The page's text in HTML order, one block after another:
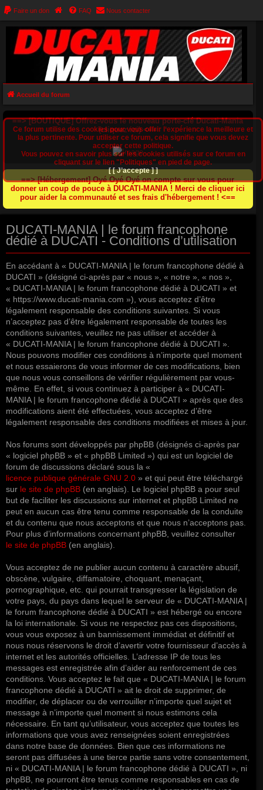
Faire un don FAQ Nous contacter
Accueil du forum
==> [BOUTIQUE] Offrez-vous le nouveau porte-clé Ducati-Mania
(cliquez ici) <==
==> [Hébergement] Oyé Oyé Oyé on compte sur vous pour
donner un coup de pouce à DUCATI-MANIA ! Merci de cliquer ici
pour aider la communauté et ses frais d'hébergement ! <==
DUCATI-MANIA | le forum francophone
dédié à DUCATI - Conditions d’utilisation
En accédant à « DUCATI-MANIA | le forum francophone dédié à
DUCATI » (désigné ci-après par « nous », « notre », « nos »,
« DUCATI-MANIA | le forum francophone dédié à DUCATI » et
« https://www.ducati-mania.com »), vous acceptez d’être
légalement responsable des conditions suivantes. Si vous
n’acceptez pas d’être légalement responsable de toutes les
conditions suivantes, veuillez ne pas utiliser et accéder à
« DUCATI-MANIA | le forum francophone dédié à DUCATI ».
Nous pouvons modifier ces conditions à n’importe quel moment
et nous essaierons de vous informer de ces modifications, bien
que nous vous conseillons de vérifier régulièrement par vous-
même. En effet, si vous continuez à participer à « DUCATI-
MANIA | le forum francophone dédié à DUCATI » après que des
modifications aient été effectuées, vous acceptez d’être
légalement responsable des conditions modifiées et mises à jour.
Nos forums sont développés par phpBB (désignés ci-après par
« logiciel phpBB » et « phpBB Limited ») qui est un logiciel de
forum de discussions déclaré sous la «
licence publique générale GNU 2.0 » et qui peut être téléchargé
sur le site de phpBB (en anglais). Le logiciel phpBB a pour seul
but de faciliter les discussions sur internet et phpBB Limited ne
peut en aucun cas être tenu comme responsable de la conduite
et du contenu que nous acceptons et que nous n’acceptons pas.
Pour plus d’informations concernant phpBB, veuillez consulter
le site de phpBB (en anglais).
Vous acceptez de ne publier aucun contenu à caractère abusif,
obscène, vulgaire, diffamatoire, choquant, menaçant,
pornographique, etc. qui pourrait transgresser la législation de
votre pays, du pays dans lequel le serveur de « DUCATI-MANIA |
le forum francophone dédié à DUCATI » est hébergé ou encore
la loi internationale. Si vous ne respectez pas ces dispositions,
vous vous exposez à un bannissement immédiat et définitif et
nous nous réservons le droit d’avertir votre fournisseur d’accès à
internet et les autorités officielles. L’adresse IP de tous les
messages est enregistrée afin d’aider au renforcement de ces
conditions. Vous acceptez le fait que « DUCATI-MANIA | le forum
francophone dédié à DUCATI » ait le droit de supprimer, de
modifier, de déplacer ou de verrouiller n’importe quel sujet et
message à n’importe quel moment si nous estimons cela
nécessaire. En tant qu’utilisateur, vous acceptez que toutes les
informations que vous avez renseignées soient enregistrées
dans notre base de données. Bien que ces informations ne
seront pas diffusées à une tierce partie sans votre consentement,
ni « DUCATI-MANIA | le forum francophone dédié à DUCATI », ni
phpBB, ne pourront être tenus comme responsables en cas de
Ce forum utilise des cookies pour vous offrir l‘expérience la meilleure et
la plus pertinente. Pour utiliser ce forum, cela signifie que vous devez
accepter cette politique.
Vous pouvez en savoir plus sur les cookies utilisés sur ce forum en
cliquant sur le lien "Politiques" en pied de page.
[ [ J’accepte ] ]